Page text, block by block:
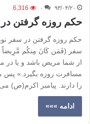
۹۳/۰۴/۲۰ ۰ 6,316
حکم روزه گرفتن
حکم روزه گرفتن در سفر
سفر (فَمَن كَانَ مِنكُم
از شما مریض باشد و یا
مسافرت روزه بگیرد.» پس
را دارند. پیامبر اکرم(ص)
ادامه »»»